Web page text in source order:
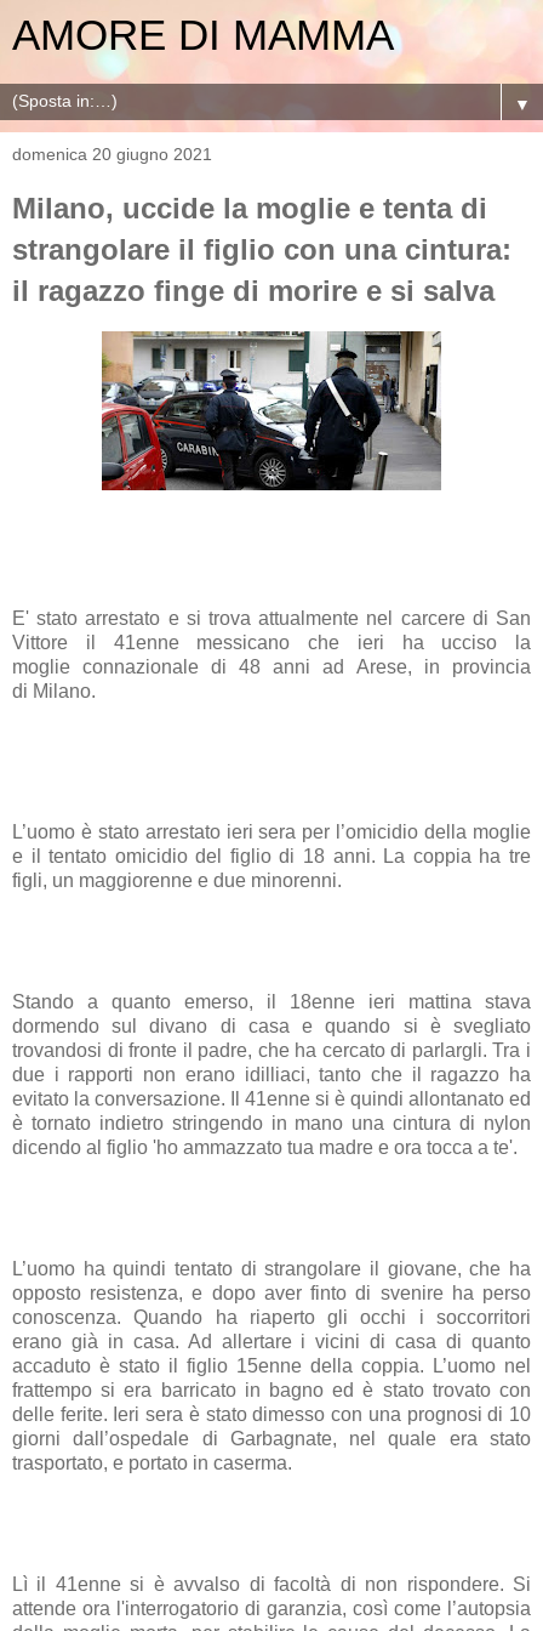
AMORE DI MAMMA
▼
domenica 20 giugno 2021
Milano, uccide la moglie e tenta di
strangolare il figlio con una cintura:
il ragazzo finge di morire e si salva
E' stato arrestato e si trova attualmente nel carcere di San
Vittore il 41enne messicano che ieri ha ucciso la
moglie connazionale di 48 anni ad Arese, in provincia
di Milano.
L’uomo è stato arrestato ieri sera per l’omicidio della moglie
e il tentato omicidio del figlio di 18 anni. La coppia ha tre
figli, un maggiorenne e due minorenni.
Stando a quanto emerso, il 18enne ieri mattina stava
dormendo sul divano di casa e quando si è svegliato
trovandosi di fronte il padre, che ha cercato di parlargli. Tra i
due i rapporti non erano idilliaci, tanto che il ragazzo ha
evitato la conversazione. Il 41enne si è quindi allontanato ed
è tornato indietro stringendo in mano una cintura di nylon
dicendo al figlio 'ho ammazzato tua madre e ora tocca a te'.
L’uomo ha quindi tentato di strangolare il giovane, che ha
opposto resistenza, e dopo aver finto di svenire ha perso
conoscenza. Quando ha riaperto gli occhi i soccorritori
erano già in casa. Ad allertare i vicini di casa di quanto
accaduto è stato il figlio 15enne della coppia. L’uomo nel
frattempo si era barricato in bagno ed è stato trovato con
delle ferite. Ieri sera è stato dimesso con una prognosi di 10
giorni dall’ospedale di Garbagnate, nel quale era stato
trasportato, e portato in caserma.
Lì il 41enne si è avvalso di facoltà di non rispondere. Si
attende ora l'interrogatorio di garanzia, così come l’autopsia